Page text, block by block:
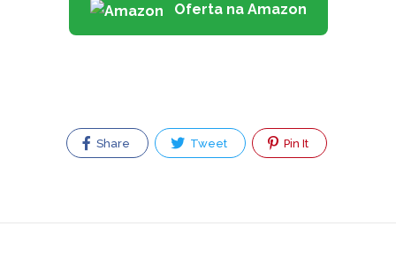
Oferta na Amazon
Share Tweet Pin It